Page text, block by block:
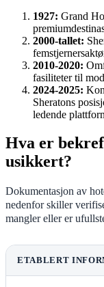
1927: Grand
2000-tallet:
2010-2020:
fasiliteter til
2024-2025:
Sheratons
ledende
Hva er
usikkert?
Dokumentasjon av
nedenfor skiller
mangler eller er
ETABLERT